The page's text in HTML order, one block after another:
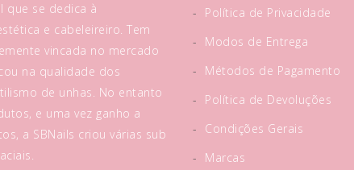
que se dedica à
e cabeleireiro. Tem
vincada no mercado
na qualidade dos
de unhas. No entanto
e uma vez ganho a
a SBNails criou várias sub
-
Política de Privacidade
-
Modos de Entrega
-
Métodos de Pagamento
-
Política de Devoluções
-
Condições Gerais
-
Marcas